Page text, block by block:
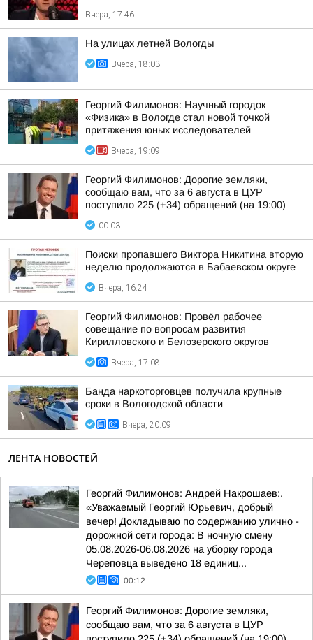
Вчера, 17:46
На улицах летней Вологды
Вчера, 18:03
Георгий Филимонов: Научный городок
«Физика» в Вологде стал новой точкой
притяжения юных исследователей
Вчера, 19:09
Георгий Филимонов: Дорогие земляки,
сообщаю вам, что за 6 августа в ЦУР
поступило 225 (+34) обращений (на 19:00)
00:03
Поиски пропавшего Виктора Никитина вторую
неделю продолжаются в Бабаевском округе
Вчера, 16:24
Георгий Филимонов: Провёл рабочее
совещание по вопросам развития
Кирилловского и Белозерского округов
Вчера, 17:08
Банда наркоторговцев получила крупные
сроки в Вологодской области
Вчера, 20:09
ЛЕНТА НОВОСТЕЙ
Георгий Филимонов: Андрей Накрошаев:.
«Уважаемый Георгий Юрьевич, добрый
вечер! Докладываю по содержанию улично -
дорожной сети города: В ночную смену
05.08.2026-06.08.2026 на уборку города
Череповца выведено 18 единиц...
00:12
Георгий Филимонов: Дорогие земляки,
сообщаю вам, что за 6 августа в ЦУР